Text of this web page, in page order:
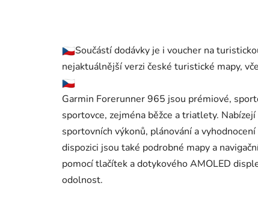
Součástí dodávky je i voucher na
nejaktuálnější verzi české turistické mapy,
Garmin Forerunner 965 jsou prémiové,
sportovce, zejména běžce a triatlety.
sportovních výkonů, plánování a
dispozici jsou také podrobné mapy a
pomocí tlačítek a dotykového AMOLED
odolnost.